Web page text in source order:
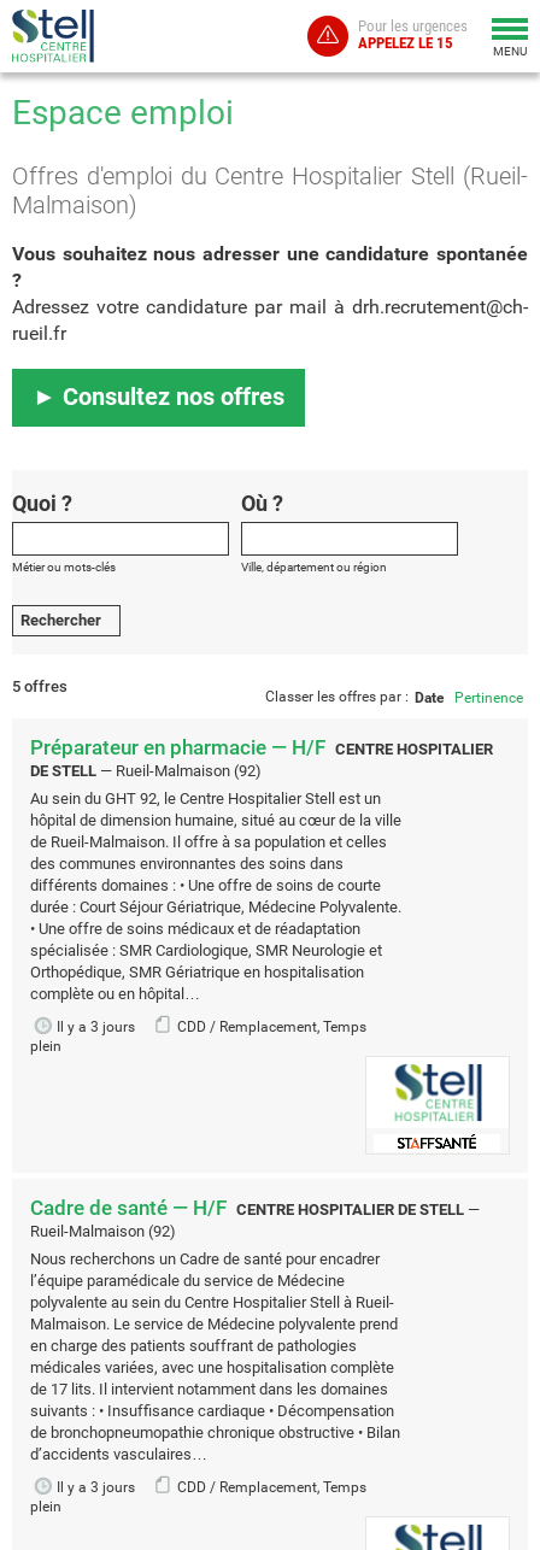
Pour les urgences
APPELEZ LE 15
MENU
Espace emploi
Offres d'emploi du Centre Hospitalier Stell (Rueil-
Malmaison)
Vous souhaitez nous adresser une candidature spontanée
?
Adressez votre candidature par mail à drh.recrutement@ch-
rueil.fr
► Consultez nos offres
Quoi ?
Métier ou mots-clés
Où ?
Ville, département ou région
5 offres
Classer les offres par : Date Pertinence
Préparateur en pharmacie — H/F CENTRE HOSPITALIER
DE STELL — Rueil-Malmaison (92)
Au sein du GHT 92, le Centre Hospitalier Stell est un
hôpital de dimension humaine, situé au cœur de la ville
de Rueil-Malmaison. Il offre à sa population et celles
des communes environnantes des soins dans
différents domaines : • Une offre de soins de courte
durée : Court Séjour Gériatrique, Médecine Polyvalente.
• Une offre de soins médicaux et de réadaptation
spécialisée : SMR Cardiologique, SMR Neurologie et
Orthopédique, SMR Gériatrique en hospitalisation
complète ou en hôpital…
Il y a 3 jours
CDD / Remplacement, Temps
plein
Cadre de santé — H/F CENTRE HOSPITALIER DE STELL —
Rueil-Malmaison (92)
Nous recherchons un Cadre de santé pour encadrer
l’équipe paramédicale du service de Médecine
polyvalente au sein du Centre Hospitalier Stell à Rueil-
Malmaison. Le service de Médecine polyvalente prend
en charge des patients souffrant de pathologies
médicales variées, avec une hospitalisation complète
de 17 lits. Il intervient notamment dans les domaines
suivants : • Insuffisance cardiaque • Décompensation
de bronchopneumopathie chronique obstructive • Bilan
d’accidents vasculaires…
Il y a 3 jours
CDD / Remplacement, Temps
plein